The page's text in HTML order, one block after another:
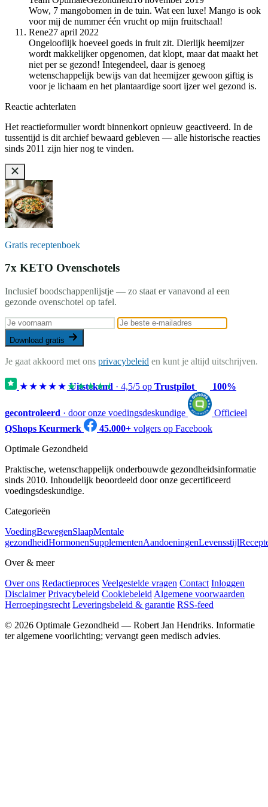
Wow, 7 mangobomen in de tuin. Wat een luxe! Mango is ook
voor mij de nummer één vrucht op mijn fruitschaal!
Rene27 april 2022
Ongelooflijk hoeveel goeds in fruit zit. Dierlijk heemijzer
wordt makkelijker opgenomen, dat klopt, maar dat maakt het
niet per se gezond! Integendeel, daar is genoeg
wetenschappelijk bewijs van dat heemijzer gewoon giftig is
voor je lichaam en het plantaardige soort ijzer wel gezond is.
Reactie achterlaten
Het reactieformulier wordt binnenkort opnieuw geactiveerd. In de
tussentijd is dit archief bewaard gebleven — alle historische reacties
sinds 2011 zijn hier nog te vinden.
Gratis receptenboek
7x KETO Ovenschotels
Inclusief boodschappenlijstje — zo staat er vanavond al een
gezonde ovenschotel op tafel.
Download gratis
Je gaat akkoord met ons privacybeleid en kunt je altijd uitschrijven.
★★★★★★★★★★
Uitstekend · 4,5/5 op Trustpilot 100%
gecontroleerd · door onze voedingsdeskundige
Officieel
QShops Keurmerk
45.000+ volgers op Facebook
Optimale Gezondheid
Praktische, wetenschappelijk onderbouwde gezondheidsinformatie
sinds 2010. Inhoudelijk beoordeeld door onze gecertificeerd
voedingsdeskundige.
Categorieën
VoedingBewegenSlaapMentale
gezondheidHormonenSupplementenAandoeningenLevensstijl
Over & meer
Over ons Redactieproces Veelgestelde vragen Contact Inloggen
Disclaimer Privacybeleid Cookiebeleid Algemene voorwaarden
Herroepingsrecht Leveringsbeleid & garantie RSS-feed
© 2026 Optimale Gezondheid — Robert Jan Hendriks. Informatie
ter algemene voorlichting; vervangt geen medisch advies.